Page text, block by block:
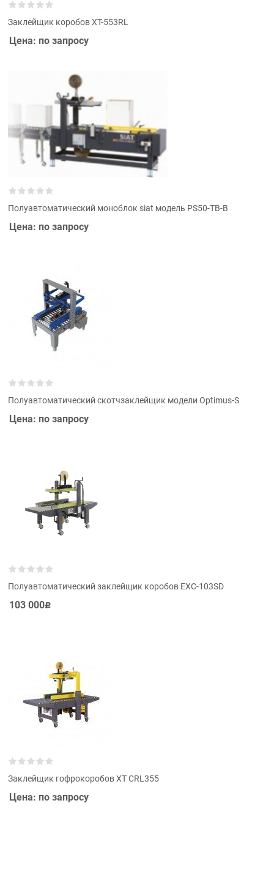
Заклейщик коробов XT-553RL
Цена: по запросу
Полуавтоматический моноблок siat модель PS50-TB-B
Цена: по запросу
Полуавтоматический скотчзаклейщик модели Optimus-S
Цена: по запросу
Полуавтоматический заклейщик коробов EXC-103SD
103 000Р
Заклейщик гофрокоробов XT CRL355
Цена: по запросу